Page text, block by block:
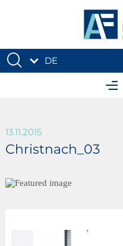
DE
13.11.2015
Christnach_03